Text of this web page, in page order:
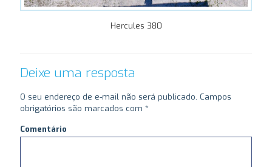
Hercules 380
Deixe uma resposta
O seu endereço de e-mail não será publicado. Campos
obrigatórios são marcados com *
Comentário